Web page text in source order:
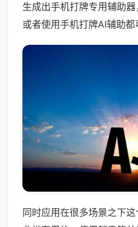
生成出手机打牌专用辅助
或者使用手机打牌AI辅助都
同时应用在很多场景之下